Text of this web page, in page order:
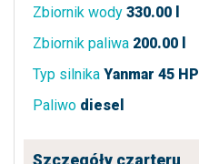
Zbiornik wody 330.00 l
Zbiornik paliwa 200.00 l
Typ silnika Yanmar 45 HP
Paliwo diesel
Szczegóły czarteru